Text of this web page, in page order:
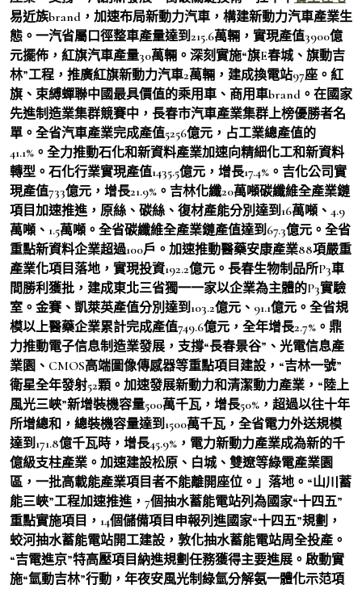
易近族brand，加速布局新動力汽車，構建新動力汽車產業生
態。一汽省屬口徑整車產量達到215.6萬輛，實現產值3900億
元擺佈，紅旗汽車產量30萬輛。深刻實施“旗E春城、旗動吉
林”工程，推廣紅旗新動力汽車2萬輛，建成換電站97座。紅
旗、束縛蟬聯中國最具價值的乘用車、商用車brand。在國家
先進制造業集群競賽中，長春市汽車產業集群上榜優勝者名
單。全省汽車產業完成產值5256億元，占工業總產值的
41.1%。全力推動石化和新資料產業加速向精細化工和新資料
轉型。石化行業實現產值1435.5億元，增長17.4%。吉化公司實
現產值733億元，增長21.9%。吉林化纖20萬噸碳纖維全產業鏈
項目加速推進，原絲、碳絲、復材產能分別達到16萬噸、4.9
萬噸、1.5萬噸。全省碳纖維全產業鏈產值達到67.3億元。全省
重點新資料企業超過100戶。加速推動醫藥安康產業88項嚴重
產業化項目落地，實現投資192.2億元。長春生物制品所P3車
間勝利獲批，建成東北三省獨一一家以企業為主體的P3實驗
室。金賽、凱萊英產值分別達到103.2億元、91.1億元。全省規
模以上醫藥企業累計完成產值749.6億元，全年增長2.7%。鼎
力推動電子信息制造業發展，支撐“長春景谷”、光電信息產
業園、CMOS高端圖像傳感器等重點項目建設，“吉林一號”
衛星全年發射52顆。加速發展新動力和清潔動力產業，“陸上
風光三峽”新增裝機容量500萬千瓦，增長50%，超過以往十年
所增總和，總裝機容量達到1500萬千瓦，全省電力外送規模
達到171.8億千瓦時，增長45.9%，電力新動力產業成為新的千
億級支柱產業。加速建設松原、白城、雙遼等綠電產業園
區，一批高載能產業項目者不能離開座位。」落地。“山川蓄
能三峽”工程加速推進，7個抽水蓄能電站列為國家“十四五”
重點實施項目，14個儲備項目申報列進國家“十四五”規劃，
蛟河抽水蓄能電站開工建設，敦化抽水蓄能電站周全投產。
“吉電進京”特高壓項目納進規劃任務獲得主要進展。啟動實
施“氫動吉林”行動，年夜安風光制綠氫分解氨一體化示范項